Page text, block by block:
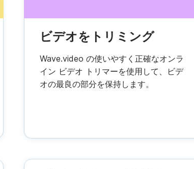
all → See all →
ビデオをトリミング
Wave.video の使いやすく正確なオンラ
イン ビデオ トリマーを使用して、ビデ
オの最良の部分を保持します。